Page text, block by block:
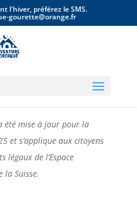
l'hiver, préférez le SMS.
gourette@orange.fr
(UE)
été mise à jour pour la
et s’applique aux citoyens
légaux de l’Espace
la Suisse.